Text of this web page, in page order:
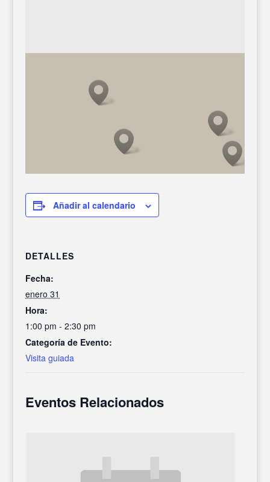
Añadir al calendario
DETALLES
Fecha:
enero 31
Hora:
1:00 pm - 2:30 pm
Categoría de Evento:
Visita guiada
Eventos Relacionados